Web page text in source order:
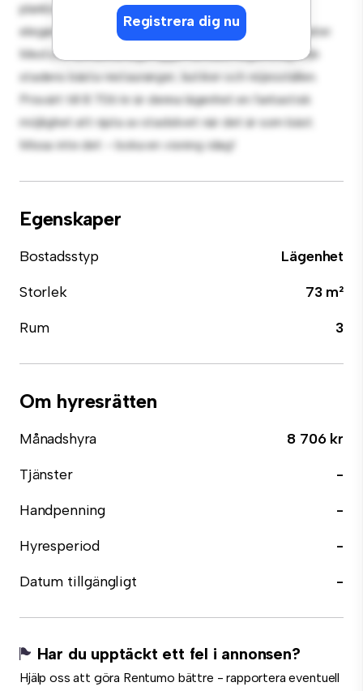
Registrera dig nu
planlösningen är perfekt för underhållning, och det
eleganta köket är utrustat med förstklassiga apparater.
Med sitt utmärkta läge ligger du bara några steg från
stadens bästa restauranger, butiker och nöjesställen.
Prisvärt till 8 706 kr är denna lägenhet en fantastisk
möjlighet att njuta av stadslivet när det är som bäst.
Missa inte det – boka en visning idag!
Egenskaper
Bostadsstyp
Lägenhet
Storlek
73 m²
Rum
3
Om hyresrätten
Månadshyra
8 706 kr
Tjänster
-
Handpenning
-
Hyresperiod
-
Datum tillgängligt
-
Har du upptäckt ett fel i annonsen?
Hjälp oss att göra Rentumo bättre - rapportera eventuell